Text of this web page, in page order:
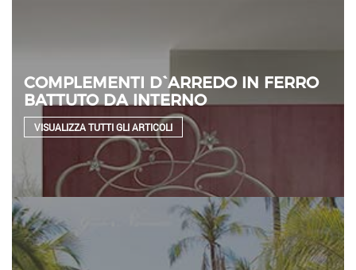
COMPLEMENTI D`ARREDO IN FERRO
BATTUTO DA INTERNO
VISUALIZZA TUTTI GLI ARTICOLI